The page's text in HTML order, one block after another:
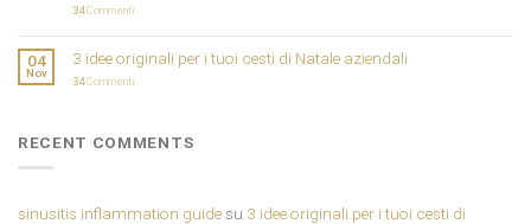
34Commenti
04
Nov
3 idee originali per i tuoi cesti di Natale aziendali
34Commenti
RECENT COMMENTS
sinusitis inflammation guidesu 3 idee originali per i tuoi cesti di